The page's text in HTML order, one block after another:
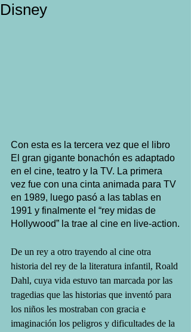
Disney
Con esta es la tercera vez que el libro
El gran gigante bonachón es adaptado
en el cine, teatro y la TV. La primera
vez fue con una cinta animada para TV
en 1989, luego pasó a las tablas en
1991 y finalmente el “rey midas de
Hollywood” la trae al cine en live-action.
De un rey a otro trayendo al cine otra
historia del rey de la literatura infantil, Roald
Dahl, cuya vida estuvo tan marcada por las
tragedias que las historias que inventó para
los niños les mostraban con gracia e
imaginación los peligros y dificultades de la